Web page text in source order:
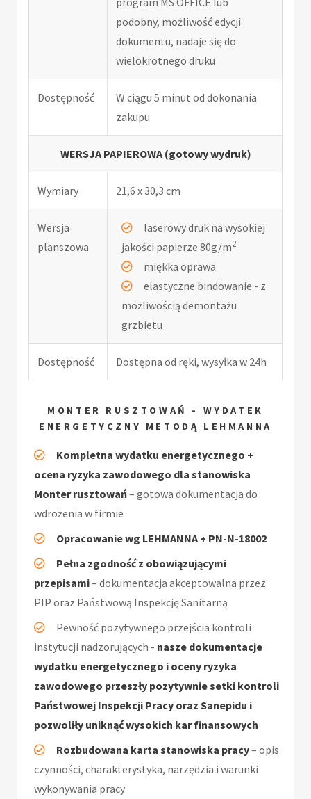
podobny, możliwość edycji
dokumentu, nadaje się do
wielokrotnego druku
Dostępność
W ciągu 5 minut od dokonania
zakupu
WERSJA PAPIEROWA (gotowy wydruk)
Wymiary 21,6 x 30,3 cm
Wersja
planszowa
laserowy druk na wysokiej
jakości papierze 80g/m2
miękka oprawa
elastyczne bindowanie - z
możliwością demontażu
grzbietu
Dostępność Dostępna od ręki, wysyłka w 24h
MONTER RUSZTOWAŃ - WYDATEK
ENERGETYCZNY METODĄ LEHMANNA
Kompletna wydatku energetycznego +
ocena ryzyka zawodowego dla stanowiska
Monter rusztowań– gotowa dokumentacja do
wdrożenia w firmie
Opracowanie wg LEHMANNA + PN-N-18002
Pełna zgodność z obowiązującymi
przepisami– dokumentacja akceptowalna przez
PIP oraz Państwową Inspekcję Sanitarną
Pewność pozytywnego przejścia kontroli
instytucji nadzorujących - nasze dokumentacje
wydatku energetycznego i oceny ryzyka
zawodowego przeszły pozytywnie setki kontroli
Państwowej Inspekcji Pracy oraz Sanepidu i
pozwoliły uniknąć wysokich kar finansowych
Rozbudowana karta stanowiska pracy– opis
czynności, charakterystyka, narzędzia i warunki
wykonywania pracy